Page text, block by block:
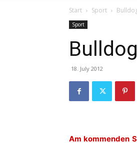
Start Sport
Sport
18. July 2012
Am kommenden